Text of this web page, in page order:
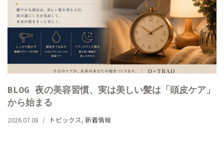
BLOG 夜の美容習慣、実は美しい髪は「頭皮ケア」
から始まる
2026.07.08 トピックス, 新着情報